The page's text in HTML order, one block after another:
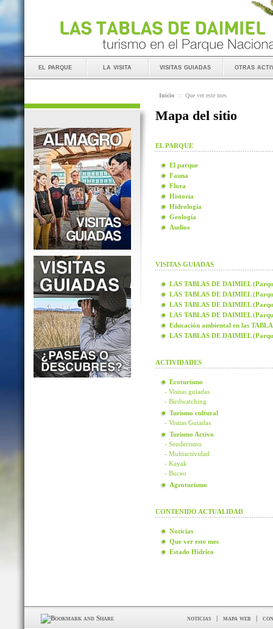
el parque la visita visitas guiadas otras
Inicio :: Que ver este mes
Mapa del sitio
EL PARQUE
El parque
Fauna
Flora
Historia
Hidrología
Geología
Audios
VISITAS GUIADAS
LAS TABLAS DE DAIMIEL
LAS TABLAS DE DAIMIEL
LAS TABLAS DE DAIMIEL
LAS TABLAS DE DAIMIEL
Educación ambiental en las
LAS TABLAS DE DAIMIEL
ACTIVIDADES
Ecoturismo
- Visitas guiadas
- Birdwatching
Turismo cultural
- Visitas Guiadas
Turismo Activo
- Senderismo
- Multiactividad
- Kayak
- Buceo
Agroturismo
CONTENIDO ACTUALIDAD
Noticias
Que ver este mes
Estado Hídrico
noticias | mapa web |